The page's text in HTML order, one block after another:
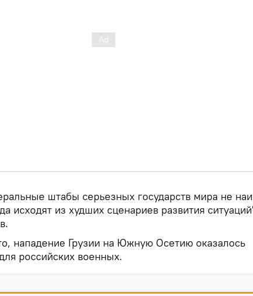
штабы серьезных государств мира не
исходят из худших сценариев развития
нападение Грузии на Южную Осетию оказалось
российских военных.